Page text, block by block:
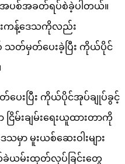
ပစ်အခတ်ရပ်စဲခဲ့ပါတယ်။
ကန့်ဒေသကိုလည်း
သတ်မှတ်ပေးခဲ့ပြီး ကိုယ်ပိုင်
ေးပြီး ကိုယ်ပိုင်အုပ်ချုပ်ခွင့်
ငြိမ်းချမ်းရေးယူထားတာကို
ာ မူးယစ်ဆေးဝါးများ
ခဲယမ်းထုတ်လုပ်ခြင်းတွေ